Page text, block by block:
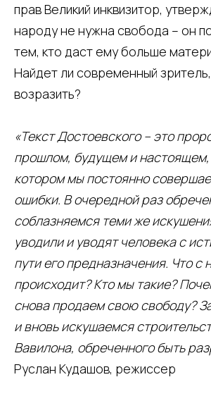
прав Великий инквизитор,
народу не нужна свобода – он
тем, кто даст ему больше
Найдет ли современный
возразить?
«Текст Достоевского – это
прошлом, будущем и
котором мы постоянно
ошибки. В очередной раз
соблазняемся теми же
уводили и уводят человека с
пути его предназначения. Что с
происходит? Кто мы такие?
снова продаем свою свободу?
и вновь искушаемся
Вавилона, обреченного быть
Руслан Кудашов, режиссер